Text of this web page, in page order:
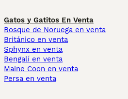
Gatos y Gatitos En Venta
Bosque de Noruega en venta
Británico en venta
Sphynx en venta
Bengalí en venta
Maine Coon en venta
Persa en venta